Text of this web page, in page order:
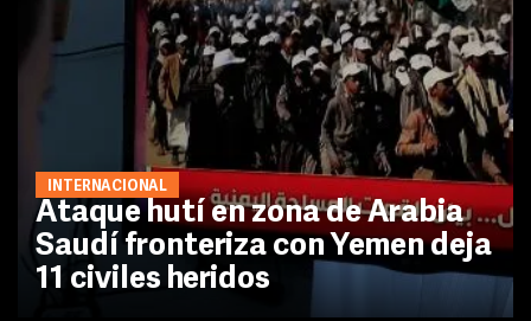
INTERNACIONAL
Ataque hutí en zona de Arabia
Saudí fronteriza con Yemen deja
11 civiles heridos